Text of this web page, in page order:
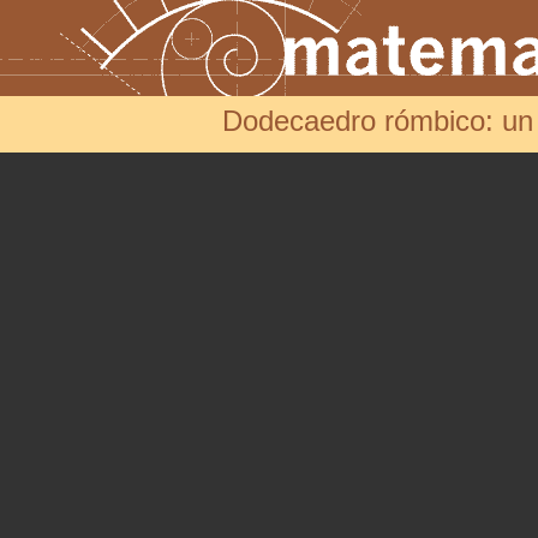
Dodecaedro rómbico: